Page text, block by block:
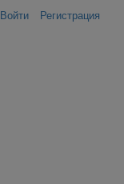
Войти Регистрация